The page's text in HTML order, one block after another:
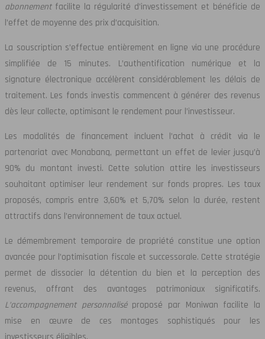
abonnementfacilite la régularité d’investissement et bénéficie de
l’effet de moyenne des prix d’acquisition.
La souscription s’effectue entièrement en ligne via une procédure
simplifiée de 15 minutes. L’authentification numérique et la
signature électronique accélèrent considérablement les délais de
traitement. Les fonds investis commencent à générer des revenus
dès leur collecte, optimisant le rendement pour l’investisseur.
Les modalités de financement incluent l’achat à crédit via le
partenariat avec Monabanq, permettant un effet de levier jusqu’à
90% du montant investi. Cette solution attire les investisseurs
souhaitant optimiser leur rendement sur fonds propres. Les taux
proposés, compris entre 3,60% et 5,70% selon la durée, restent
attractifs dans l’environnement de taux actuel.
Le démembrement temporaire de propriété constitue une option
avancée pour l’optimisation fiscale et successorale. Cette stratégie
permet de dissocier la détention du bien et la perception des
revenus, offrant des avantages patrimoniaux significatifs.
L’accompagnement personnaliséproposé par Moniwan facilite la
mise en œuvre de ces montages sophistiqués pour les